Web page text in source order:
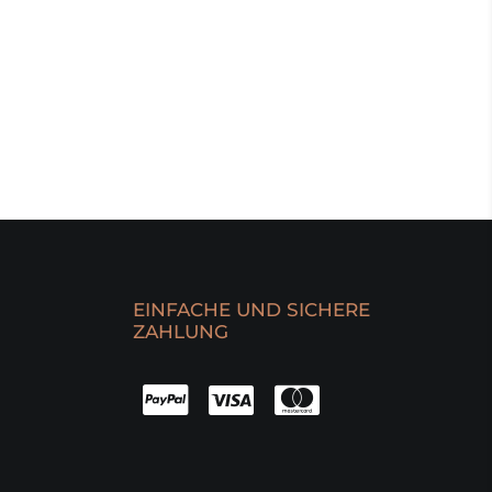
EINFACHE UND SICHERE
ZAHLUNG